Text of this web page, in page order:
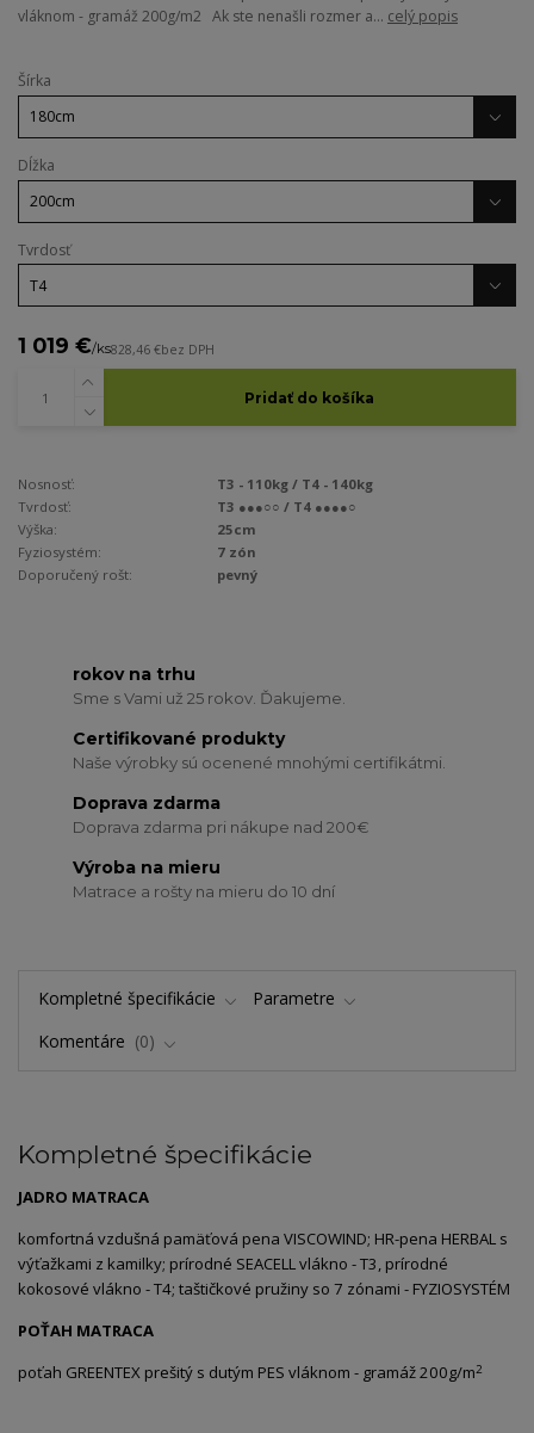
vláknom - gramáž 200g/m2 Ak ste nenašli rozmer a... celý popis
Šírka
Dĺžka
Tvrdosť
1 019 €/ks828,46 €bez DPH
Pridať do košíka
Nosnosť:
T3 - 110kg / T4 - 140kg
Tvrdosť:
T3 ●●●○○ / T4 ●●●●○
Výška:
25cm
Fyziosystém:
7 zón
Doporučený rošt:
pevný
rokov na trhu
Sme s Vami už 25 rokov. Ďakujeme.
Certifikované produkty
Naše výrobky sú ocenené mnohými certifikátmi.
Doprava zdarma
Doprava zdarma pri nákupe nad 200€
Výroba na mieru
Matrace a rošty na mieru do 10 dní
Kompletné špecifikácie
Parametre
Komentáre
0
Kompletné špecifikácie
JADRO MATRACA
komfortná vzdušná pamäťová pena VISCOWIND; HR-pena HERBAL s
výťažkami z kamilky; prírodné SEACELL vlákno - T3, prírodné
kokosové vlákno - T4; taštičkové pružiny so 7 zónami - FYZIOSYSTÉM
POŤAH MATRACA
poťah GREENTEX prešitý s dutým PES vláknom - gramáž 200g/m2